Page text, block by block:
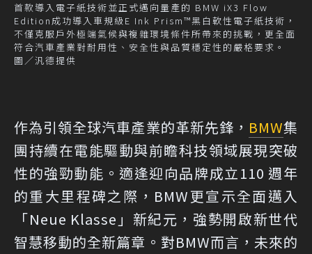
首款導入電子紙技術並正式邁向量產的 BMW iX3 Flow
Edition成功導入車規級E Ink Prism™黑白軟性電子紙技術，
不僅克服戶外極端氣候與複雜環境條件所帶來的挑戰，更全面
符合汽車產業對耐用性、安全性與品質穩定性的嚴格要求。
圖／汎德提供
作為引領全球汽車產業的革新先鋒， BMW集
團持續在電能驅動與前瞻科技領域展現突破
性的強勁動能。適逢迎向品牌成立110 週年
的重大里程碑之際，BMW更宣示全面邁入
「Neue Klasse」新紀元，強勢開啟新世代
智慧移動的全新篇章。對BMW而言，未來的